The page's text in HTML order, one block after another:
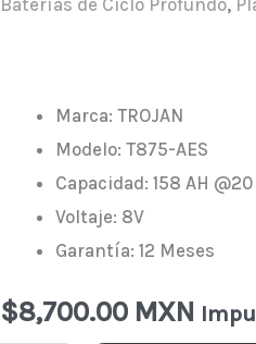
Baterías de Ciclo Profundo,
Marca: TROJAN
Modelo: T875-AES
Capacidad: 158 AH @20
Voltaje: 8V
Garantía: 12 Meses
$8,700.00 MXN